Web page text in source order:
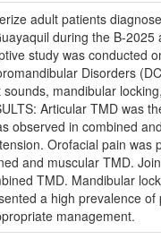
adult patients
during the B-
study was conducted
Disorders
mandibular
Articular TMD was
observed in combined
Orofacial pain
and muscular TMD.
TMD. Mandibular
a high prevalence
management.